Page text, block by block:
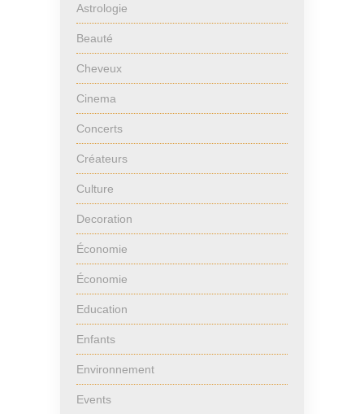
Astrologie
Beauté
Cheveux
Cinema
Concerts
Créateurs
Culture
Decoration
Économie
Économie
Education
Enfants
Environnement
Events